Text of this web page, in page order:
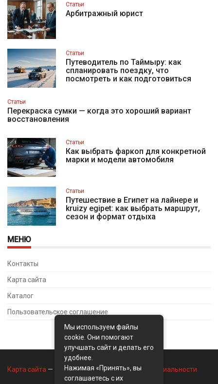
Статьи
Арбитражный юрист
Статьи
Путеводитель по Таймыру: как
спланировать поездку, что
посмотреть и как подготовиться
Статьи
Перекраска сумки — когда это хороший вариант
восстановления
Статьи
Как выбрать фаркоп для конкретной
марки и модели автомобиля
Статьи
Путешествие в Египет на лайнере и
kruizy egipet: как выбрать маршрут,
сезон и формат отдыха
МЕНЮ
Контакты
Карта сайта
Каталог
Пользовательское соглашение
Карта сайта — Контакты— Политика конфиденциальности
Мы используем файлы
cookie. Они помогают
улучшать сайт и делать его
удобнее.
Нажимая «Принять», вы
соглашаетесь с их